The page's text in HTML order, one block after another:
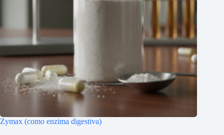
Zymax (como enzima digestiva)